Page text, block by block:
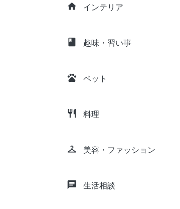
home インテリア
class 趣味・習い事
pets ペット
restaurant 料理
checkroom 美容・ファッション
chat 生活相談